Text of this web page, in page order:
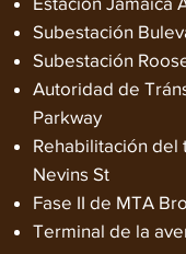
Subestación
Subestación
Autoridad de
Parkway
Rehabilitación del
Nevins St
Fase II de MTA
Terminal de la